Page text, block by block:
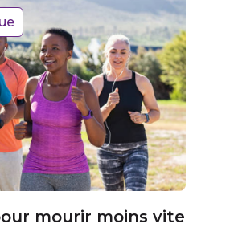
mourir moins vite